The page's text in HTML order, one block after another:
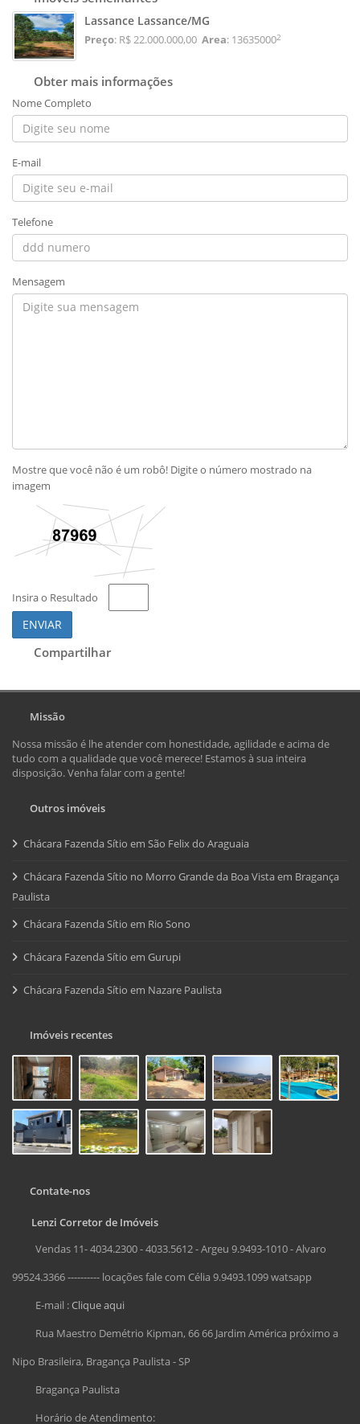
Lassance Lassance/MG
Preço: R$ 22.000.000,00 Area: 136350002
Obter mais informações
Nome Completo
E-mail
Telefone
Mensagem
Mostre que você não é um robô! Digite o número mostrado na
imagem
Insira o Resultado
ENVIAR
Compartilhar
Missão
Nossa missão é lhe atender com honestidade, agilidade e acima de
tudo com a qualidade que você merece! Estamos à sua inteira
disposição. Venha falar com a gente!
Outros imóveis
Chácara Fazenda Sítio em São Felix do Araguaia
Chácara Fazenda Sítio no Morro Grande da Boa Vista em Bragança
Paulista
Chácara Fazenda Sítio em Rio Sono
Chácara Fazenda Sítio em Gurupi
Chácara Fazenda Sítio em Nazare Paulista
Imóveis recentes
Contate-nos
Lenzi Corretor de Imóveis
Vendas 11- 4034.2300 - 4033.5612 - Argeu 9.9493-1010 - Alvaro
99524.3366 ---------- locações fale com Célia 9.9493.1099 watsapp
E-mail :Clique aqui
Rua Maestro Demétrio Kipman, 66 66 Jardim América próximo a
Nipo Brasileira, Bragança Paulista - SP
Bragança Paulista
Horário de Atendimento: